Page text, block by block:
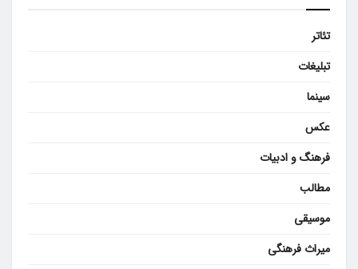
تئاتر
تبلیغات
سینما
عکس
فرهنگ و ادبیات
مطالب
موسیقی
میراث فرهنگی